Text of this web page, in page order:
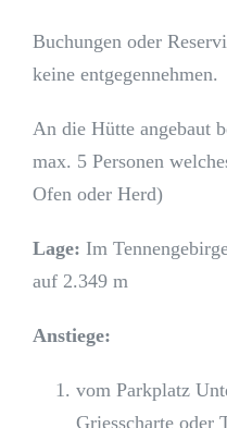
Buchungen oder
keine entgegennehmen.
An die Hütte angebaut
max. 5 Personen
Ofen oder Herd)
Lage: Im
auf 2.349 m
Anstiege:
vom Parkplatz
Griesscharte oder